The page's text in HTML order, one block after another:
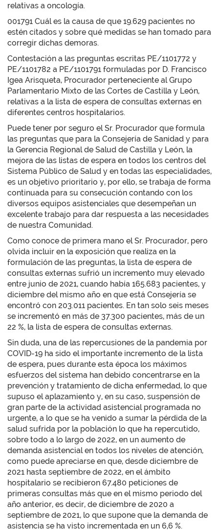
relativas a oncología.
001791 Cuál es la causa de que 19.629 pacientes no
estén citados y sobre qué medidas se han tomado para
corregir dichas demoras.
Contestación a las preguntas escritas PE/1101772 y
PE/1101782 a PE/1101791 formuladas por D. Francisco
Igea Arisqueta, Procurador perteneciente al Grupo
Parlamentario Mixto de las Cortes de Castilla y León,
relativas a la lista de espera de consultas externas en
diferentes centros hospitalarios.
Puede tener por seguro el Sr. Procurador que formula
las preguntas que para la Consejería de Sanidad y para
la Gerencia Regional de Salud de Castilla y León, la
mejora de las listas de espera en todos los centros del
Sistema Público de Salud y en todas las especialidades,
es un objetivo prioritario y, por ello, se trabaja de forma
continuada para su consecución contando con los
diversos equipos asistenciales que desempeñan un
excelente trabajo para dar respuesta a las necesidades
de nuestra Comunidad.
Como conoce de primera mano el Sr. Procurador, pero
olvida incluir en la exposición que realiza en la
formulación de las preguntas, la lista de espera de
consultas externas sufrió un incremento muy elevado
entre junio de 2021, cuando había 165.683 pacientes, y
diciembre del mismo año en que está Consejería se
encontró con 203.011 pacientes. En tan solo seis meses
se incrementó en más de 37.300 pacientes, más de un
22 %, la lista de espera de consultas externas.
Sin duda, una de las repercusiones de la pandemia por
COVID-19 ha sido el importante incremento de la lista
de espera, pues durante esta época los máximos
esfuerzos del sistema han debido concentrarse en la
prevención y tratamiento de dicha enfermedad, lo que
supuso el aplazamiento y, en su caso, suspensión de
gran parte de la actividad asistencial programada no
urgente, a lo que se ha venido a sumar la pérdida de la
salud sufrida por la población lo que ha repercutido,
sobre todo a lo largo de 2022, en un aumento de
demanda asistencial en todos los niveles de atención,
como puede apreciarse en que, desde diciembre de
2021 hasta septiembre de 2022, en el ámbito
hospitalario se recibieron 67.480 peticiones de
primeras consultas más que en el mismo periodo del
año anterior, es decir, de diciembre de 2020 a
septiembre de 2021, lo que supone que la demanda de
asistencia se ha visto incrementada en un 6,6 %.